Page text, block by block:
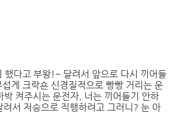
했다고 부왕!~ 달려서 앞으로 다시 끼어들
게 크락숀 신경질적으로 빵빵 거리는 운
켜주시는 운전자. 너는 끼어들기 안하
서 저승으로 직행하려고 그러니? 눈 아